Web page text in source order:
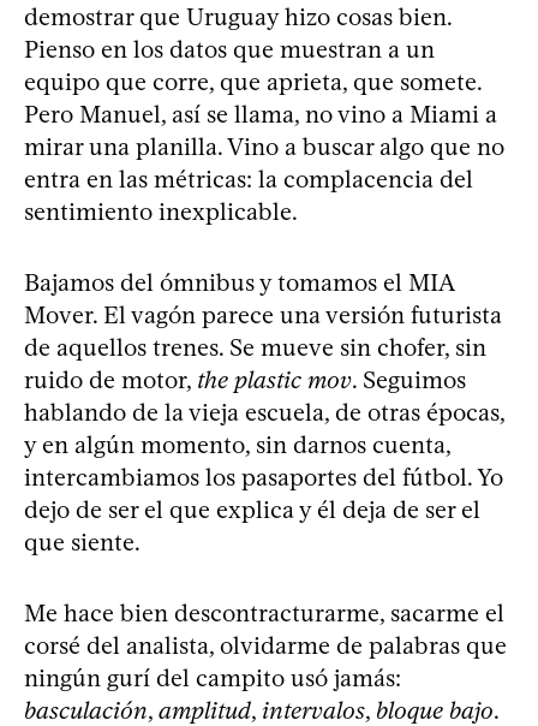
demostrar que Uruguay hizo cosas bien.
Pienso en los datos que muestran a un
equipo que corre, que aprieta, que somete.
Pero Manuel, así se llama, no vino a Miami a
mirar una planilla. Vino a buscar algo que no
entra en las métricas: la complacencia del
sentimiento inexplicable.
Bajamos del ómnibus y tomamos el MIA
Mover. El vagón parece una versión futurista
de aquellos trenes. Se mueve sin chofer, sin
ruido de motor, the plastic mov. Seguimos
hablando de la vieja escuela, de otras épocas,
y en algún momento, sin darnos cuenta,
intercambiamos los pasaportes del fútbol. Yo
dejo de ser el que explica y él deja de ser el
que siente.
Me hace bien descontracturarme, sacarme el
corsé del analista, olvidarme de palabras que
ningún gurí del campito usó jamás:
basculación, amplitud, intervalos, bloque bajo.